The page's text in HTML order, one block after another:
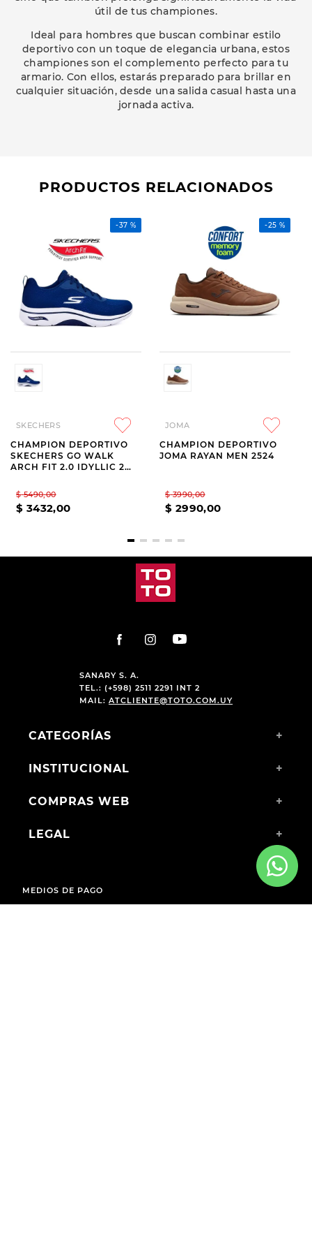
útil de tus championes.
Ideal para hombres que buscan combinar estilo
deportivo con un toque de elegancia urbana, estos
championes son el complemento perfecto para tu
armario. Con ellos, estarás preparado para brillar en
cualquier situación, desde una salida casual hasta una
jornada activa.
PRODUCTOS RELACIONADOS
-37 %
SKECHERS
CHAMPION DEPORTIVO
SKECHERS GO WALK
ARCH FIT 2.0 IDYLLIC 2
$ 5490,00
$ 3432,00
-25 %
JOMA
CHAMPION DEPORTIVO
JOMA RAYAN MEN 2524
$ 3990,00
$ 2990,00
SANARY S. A.
TEL.: (+598) 2511 2291 INT 2
MAIL: ATCLIENTE@TOTO.COM.UY
CATEGORÍAS +
INSTITUCIONAL +
COMPRAS WEB +
LEGAL +
MEDIOS DE PAGO